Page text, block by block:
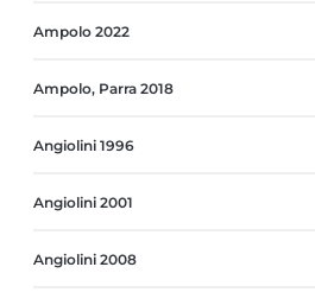
Ampolo 2022
Ampolo, Parra 2018
Angiolini 1996
Angiolini 2001
Angiolini 2008